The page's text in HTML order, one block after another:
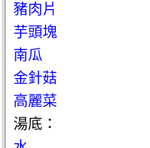
豬肉片
芋頭塊
南瓜
金針菇
高麗菜
湯底：